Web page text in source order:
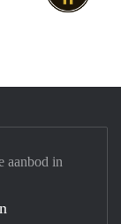
aanbod in